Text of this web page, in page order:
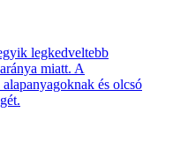
legkedveltebb
miatt. A
és olcsó